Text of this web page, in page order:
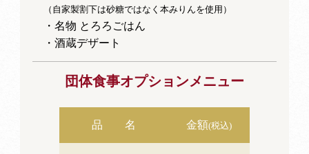
（自家製割下は砂糖ではなく本みりんを使用）
・名物 とろろごはん
・酒蔵デザート
団体食事オプションメニュー
品 名 金額(税込)